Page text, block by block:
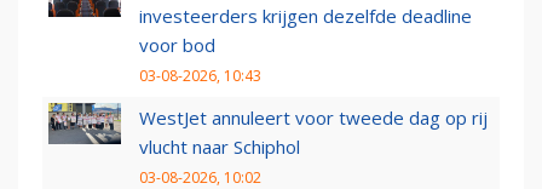
investeerders krijgen dezelfde deadline
voor bod
03-08-2026, 10:43
WestJet annuleert voor tweede dag op rij
vlucht naar Schiphol
03-08-2026, 10:02